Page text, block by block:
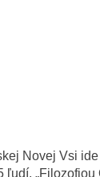
Novej Vsi
ľudí.